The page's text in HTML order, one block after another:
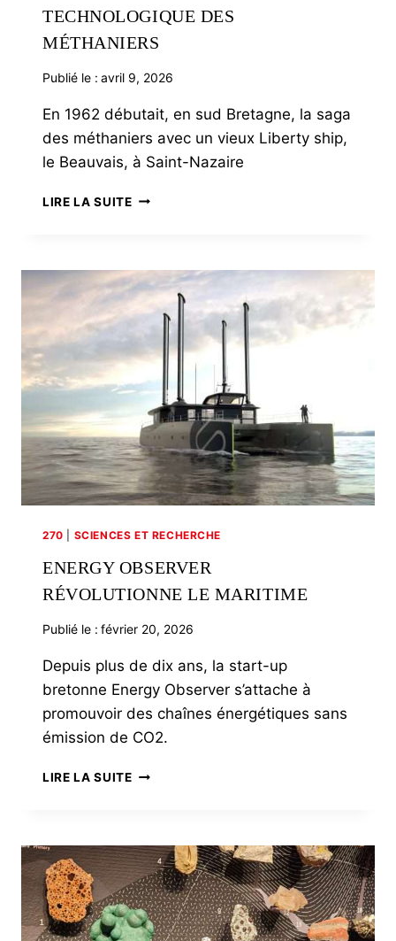
TECHNOLOGIQUE DES
MÉTHANIERS
Publié le : avril 9, 2026
En 1962 débutait, en sud Bretagne, la saga
des méthaniers avec un vieux Liberty ship,
le Beauvais, à Saint-Nazaire
LIRE LA SUITESAINT-
LIBERTY
SHIP
DANS
L’AVENTURE
TECHNOLOGIQUE
DES
MÉTHANIERS
270 SCIENCES ET RECHERCHE
ENERGY OBSERVER
RÉVOLUTIONNE LE MARITIME
Publié le : février 20, 2026
Depuis plus de dix ans, la start-up
bretonne Energy Observer s’attache à
promouvoir des chaînes énergétiques sans
émission de CO2.
LIRE LA SUITEENERGY
MARITIME